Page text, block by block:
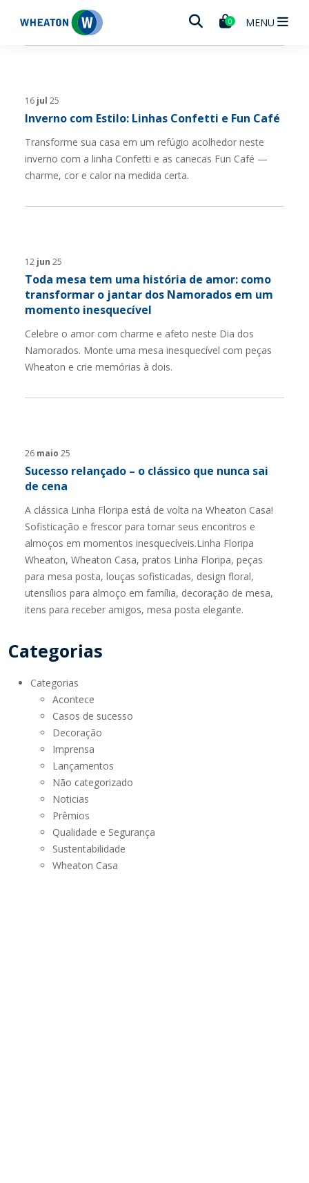
Wheaton 0 MENU
16 jul 25
Inverno com Estilo: Linhas Confetti e Fun Café
Transforme sua casa em um refúgio acolhedor neste
inverno com a linha Confetti e as canecas Fun Café —
charme, cor e calor na medida certa.
12 jun 25
Toda mesa tem uma história de amor: como
transformar o jantar dos Namorados em um
momento inesquecível
Celebre o amor com charme e afeto neste Dia dos
Namorados. Monte uma mesa inesquecível com peças
Wheaton e crie memórias à dois.
26 maio 25
Sucesso relançado – o clássico que nunca sai
de cena
A clássica Linha Floripa está de volta na Wheaton Casa!
Sofisticação e frescor para tornar seus encontros e
almoços em momentos inesquecíveis.Linha Floripa
Wheaton, Wheaton Casa, pratos Linha Floripa, peças
para mesa posta, louças sofisticadas, design floral,
utensílios para almoço em família, decoração de mesa,
itens para receber amigos, mesa posta elegante.
Categorias
Categorias
Acontece
Casos de sucesso
Decoração
Imprensa
Lançamentos
Não categorizado
Noticias
Prêmios
Qualidade e Segurança
Sustentabilidade
Wheaton Casa